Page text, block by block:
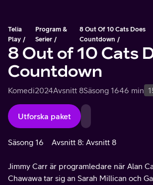
Telia
Play
Program &
Serier
8 Out Of 10 Cats Does
Countdown
8 Out of 10 Cats
Countdown
Komedi2024Avsnitt 8Säsong 1646 min
Utforska paket
Säsong 16 Avsnitt 8: Avsnitt 8
Jimmy Carr är programledare när Alan
Chawawa tar sig an Sarah Millican och